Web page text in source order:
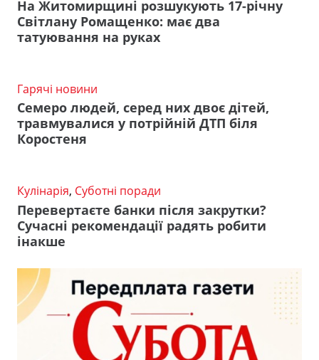
На Житомирщині розшукують 17-річну
Світлану Ромащенко: має два
татуювання на руках
Гарячі новини
Семеро людей, серед них двоє дітей,
травмувалися у потрійній ДТП біля
Коростеня
Кулінарія, Суботні поради
Перевертаєте банки після закрутки?
Сучасні рекомендації радять робити
інакше